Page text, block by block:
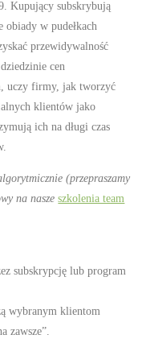
Kupujący subskrybują
w pudełkach
przewidywalność
cen
uczy firmy, jak tworzyć
klientów jako
ich na długi czas
(przepraszamy
na nasze szkolenia team
subskrypcję lub program
wybranym klientom
zawsze”.